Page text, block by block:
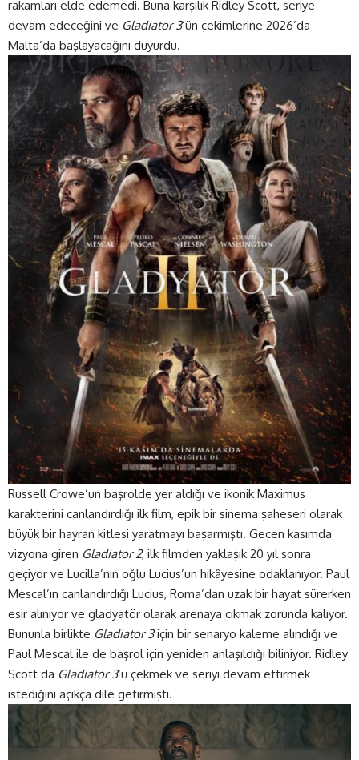
rakamları elde edemedi. Buna karşılık Ridley Scott, seriye
devam edeceğini ve Gladiator 3‘ün çekimlerine 2026’da
Malta’da başlayacağını duyurdu.
Russell Crowe’un başrolde yer aldığı ve ikonik Maximus
karakterini canlandırdığı ilk film, epik bir sinema şaheseri olarak
büyük bir hayran kitlesi yaratmayı başarmıştı. Geçen kasımda
vizyona giren Gladiator 2, ilk filmden yaklaşık 20 yıl sonra
geçiyor ve Lucilla’nın oğlu Lucius’un hikâyesine odaklanıyor. Paul
Mescal’ın canlandırdığı Lucius, Roma’dan uzak bir hayat sürerken
esir alınıyor ve gladyatör olarak arenaya çıkmak zorunda kalıyor.
Bununla birlikte Gladiator 3için bir senaryo kaleme alındığı ve
Paul Mescal ile de başrol için yeniden anlaşıldığı biliniyor. Ridley
Scott da Gladiator 3‘ü çekmek ve seriyi devam ettirmek
istediğini açıkça dile getirmişti.